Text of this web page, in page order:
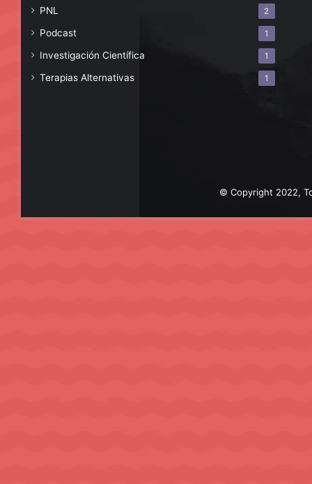
PNL 2
Podcast 1
Investigación Científica 1
Terapias Alternativas 1
© Copyright 2022,